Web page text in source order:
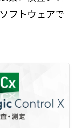
フトウェアで